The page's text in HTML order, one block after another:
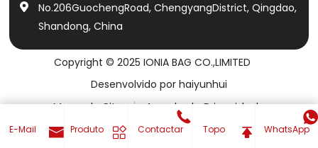
No.206GuochengRoad, ChengyangDistrict, Qingdao,
Shandong, China
Copyright © 2025 IONIA BAG CO.,LIMITED
Desenvolvido por haiyunhui
Mapa do Site Acordo de Privacidade
E-Mail Produto Contactar Topo WhatsApp